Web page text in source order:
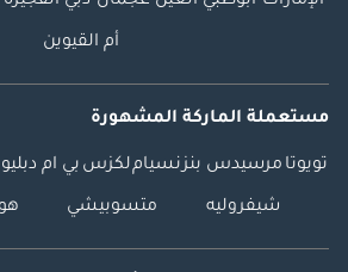
أم القيوين
مستعملة الماركة المشهورة
تويوتا مرسيدس بنزنسياملكزس بي ام دبليو
شيفروليه متسوبيشي